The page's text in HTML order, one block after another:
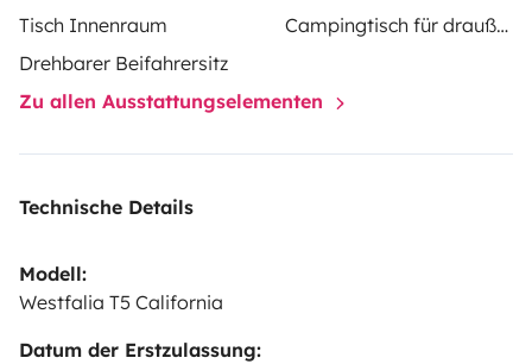
Tisch Innenraum
Campingtisch für draußen
Drehbarer Beifahrersitz
Zu allen Ausstattungselementen
Technische Details
Modell:
Westfalia T5 California
Datum der Erstzulassung: